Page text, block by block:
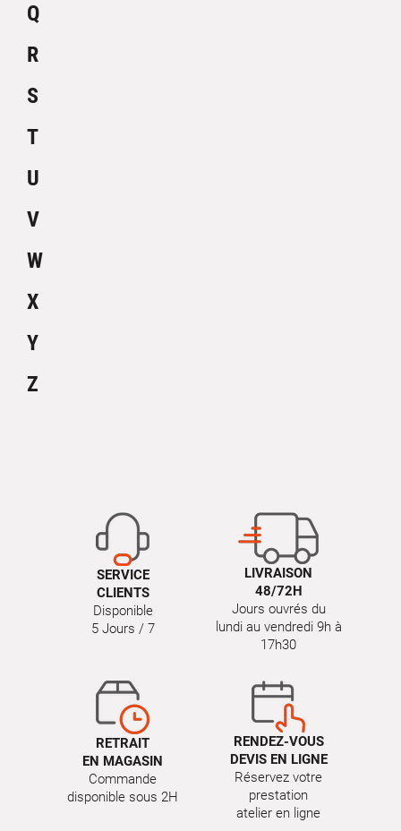
Q
R
S
T
U
V
W
X
Y
Z
SERVICE
CLIENTS
Disponible
5 Jours / 7
LIVRAISON
48/72H
Jours ouvrés du
lundi au vendredi 9h à
17h30
RETRAIT
EN MAGASIN
Commande
disponible sous 2H
RENDEZ-VOUS
DEVIS EN LIGNE
Réservez votre
prestation
atelier en ligne